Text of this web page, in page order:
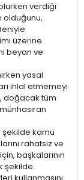
verdiği
olduğunu,
üzerine
beyan ve
yasal
ihlal etmemeyi
doğacak tüm
şekilde kamu
rahatsız ve
başkalarının
şekilde